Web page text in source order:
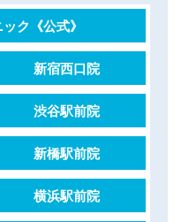
ク《公式》
新宿西口院
渋谷駅前院
新橋駅前院
横浜駅前院